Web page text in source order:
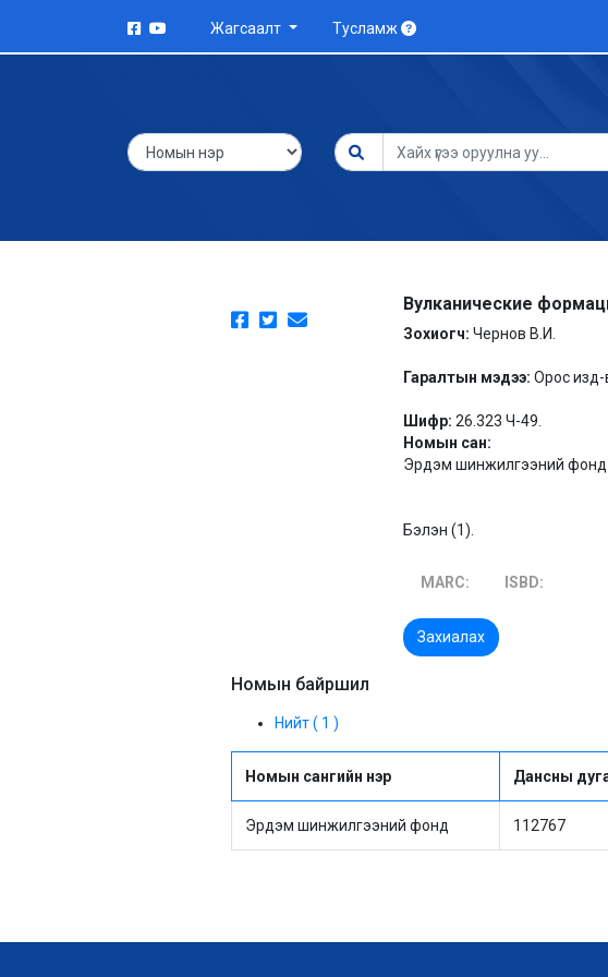
Жагсаалт Тусламж
Вулканические
Зохиогч:Чернов В.И.
Гаралтын мэдээ:Орос изд-
Шифр:26.323 Ч-49.
Номын сан:
Эрдэм шинжилгээний фонд
Бэлэн (1).
MARC: ISBD:
Захиалах
Номын байршил
Нийт ( 1 )
Номын сангийн нэр Дансны
Эрдэм шинжилгээний фонд 112767